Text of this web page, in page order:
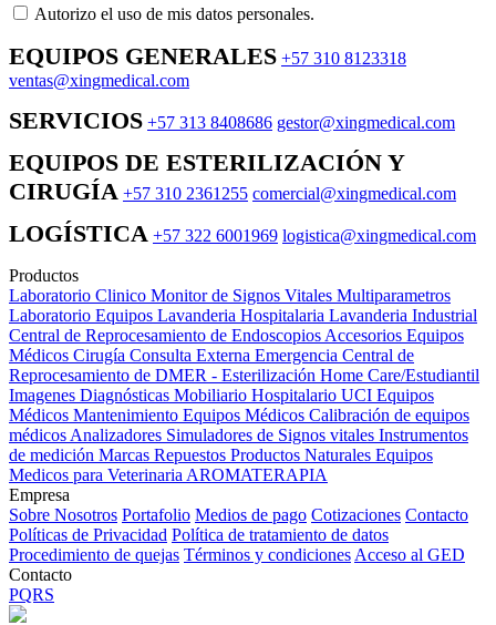
Autorizo ​​el uso de mis datos personales.
EQUIPOS GENERALES +57 310 8123318
ventas@xingmedical.com
SERVICIOS +57 313 8408686 gestor@xingmedical.com
EQUIPOS DE ESTERILIZACIÓN Y
CIRUGÍA +57 310 2361255 comercial@xingmedical.com
LOGÍSTICA +57 322 6001969 logistica@xingmedical.com
Productos
Laboratorio Clinico Monitor de Signos Vitales Multiparametros
Laboratorio Equipos Lavanderia Hospitalaria Lavanderia Industrial
Central de Reprocesamiento de Endoscopios Accesorios Equipos
Médicos Cirugía Consulta Externa Emergencia Central de
Reprocesamiento de DMER - Esterilización Home Care/Estudiantil
Imagenes Diagnósticas Mobiliario Hospitalario UCI Equipos
Médicos Mantenimiento Equipos Médicos Calibración de equipos
médicos Analizadores Simuladores de Signos vitales Instrumentos
de medición Marcas Repuestos Productos Naturales Equipos
Medicos para Veterinaria AROMATERAPIA
Empresa
Sobre Nosotros Portafolio Medios de pago Cotizaciones Contacto
Políticas de Privacidad Política de tratamiento de datos
Procedimiento de quejas Términos y condiciones Acceso al GED
Contacto
PQRS